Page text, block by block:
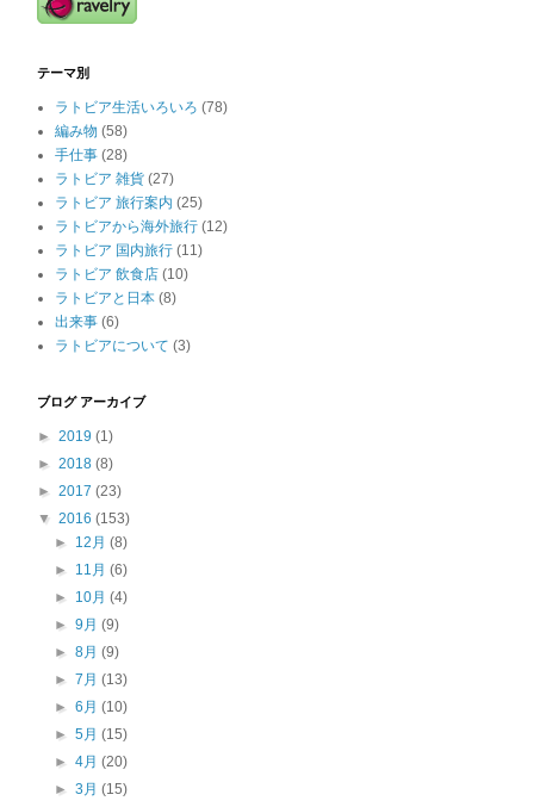
テーマ別
ラトビア生活いろいろ (78)
編み物 (58)
手仕事 (28)
ラトビア 雑貨 (27)
ラトビア 旅行案内 (25)
ラトビアから海外旅行 (12)
ラトビア 国内旅行 (11)
ラトビア 飲食店 (10)
ラトビアと日本 (8)
出来事 (6)
ラトビアについて (3)
ブログ アーカイブ
► 2019 (1)
► 2018 (8)
► 2017 (23)
▼ 2016 (153)
► 12月(8)
► 11月(6)
► 10月(4)
►9月(9)
►8月(9)
►7月(13)
►6月(10)
►5月(15)
►4月(20)
►3月(15)